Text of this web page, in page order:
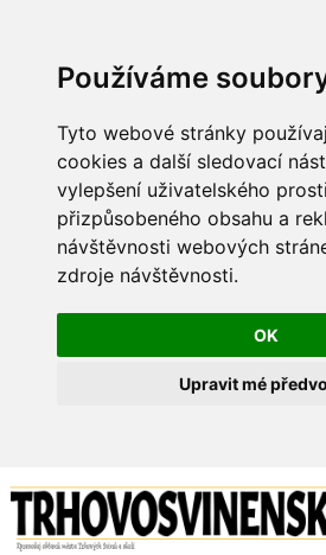
Používáme
Tyto webové stránky
cookies a další sledovací
vylepšení uživatelského
přizpůsobeného obsahu a
návštěvnosti webových
zdroje návštěvnosti.
OK
Upravit mé